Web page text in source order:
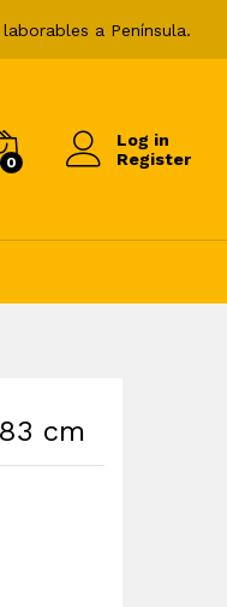
a Península.
0
Log in
Register
cm
carrito